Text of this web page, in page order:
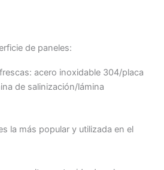
de paneles:
acero inoxidable 304/placa
de salinización/lámina
la más popular y utilizada en el